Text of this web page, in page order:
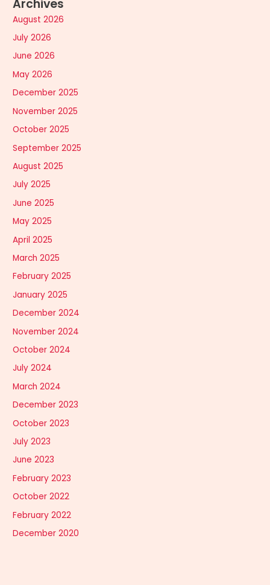
Archives
August 2026
July 2026
June 2026
May 2026
December 2025
November 2025
October 2025
September 2025
August 2025
July 2025
June 2025
May 2025
April 2025
March 2025
February 2025
January 2025
December 2024
November 2024
October 2024
July 2024
March 2024
December 2023
October 2023
July 2023
June 2023
February 2023
October 2022
February 2022
December 2020